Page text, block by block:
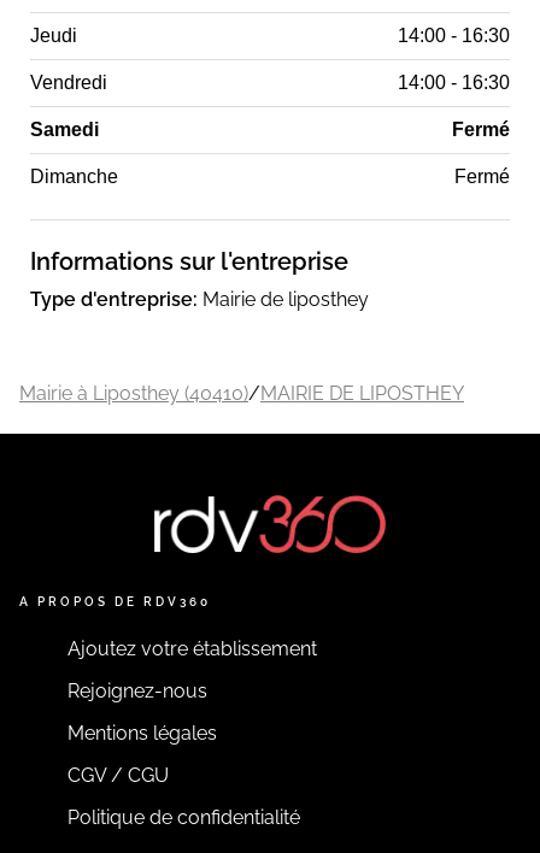
Jeudi 14:00 - 16:30
Vendredi 14:00 - 16:30
Samedi Fermé
Dimanche Fermé
Informations sur l'entreprise
Type d'entreprise: Mairie de liposthey
Mairie à Liposthey (40410)/MAIRIE DE LIPOSTHEY
A PROPOS DE RDV360
Ajoutez votre établissement
Rejoignez-nous
Mentions légales
CGV / CGU
Politique de confidentialité